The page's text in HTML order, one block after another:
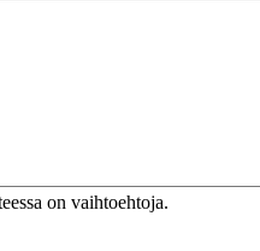
on vaihtoehtoja.